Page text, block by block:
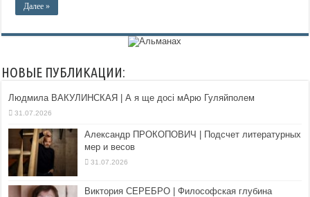
Далее »
НОВЫЕ ПУБЛИКАЦИИ:
Людмила ВАКУЛИНСКАЯ | А я ще досі мАрю Гуляйполем
31.07.2026
Александр ПРОКОПОВИЧ | Подсчет литературных
мер и весов
31.07.2026
Виктория СЕРЕБРО | Философская глубина